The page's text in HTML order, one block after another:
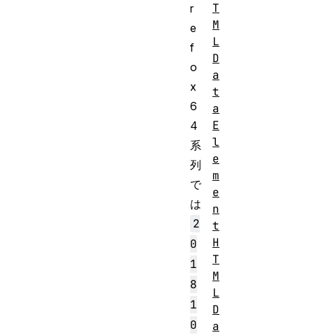
r
e
f
o
x
6
4
系
列
で
は
2
0
1
8
1
0
T
M
L
D
a
t
a
E
l
e
m
e
n
t
H
T
M
L
D
a